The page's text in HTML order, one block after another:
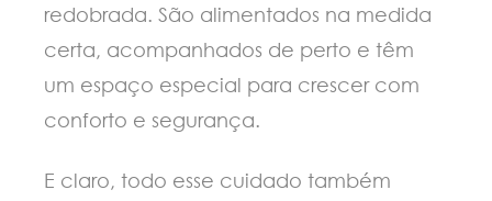
redobrada. São alimentados na medida
certa, acompanhados de perto e têm
um espaço especial para crescer com
conforto e segurança.
E claro, todo esse cuidado também